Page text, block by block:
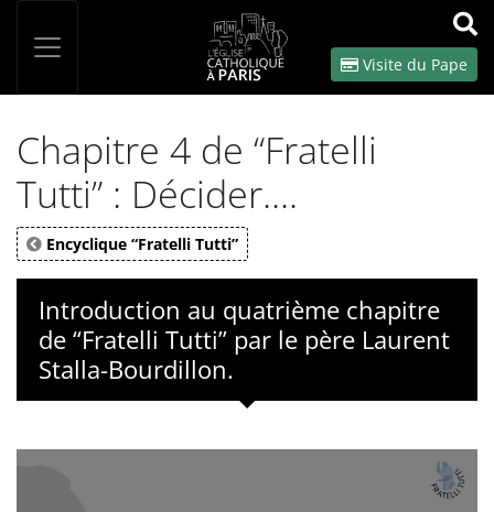
OK
Visite du Pape
Chapitre 4 de “Fratelli
Tutti” : Décider....
Encyclique “Fratelli Tutti”
Introduction au quatrième chapitre
de “Fratelli Tutti” par le père Laurent
Stalla-Bourdillon.
Panneau de gestion des cookies